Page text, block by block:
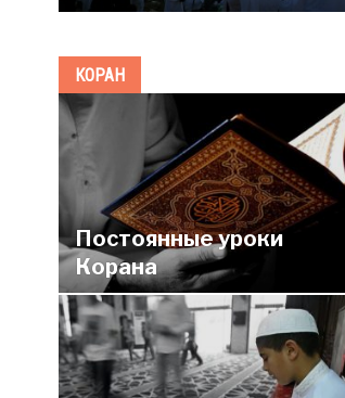
КОРАН
Постоянные уроки
Корана